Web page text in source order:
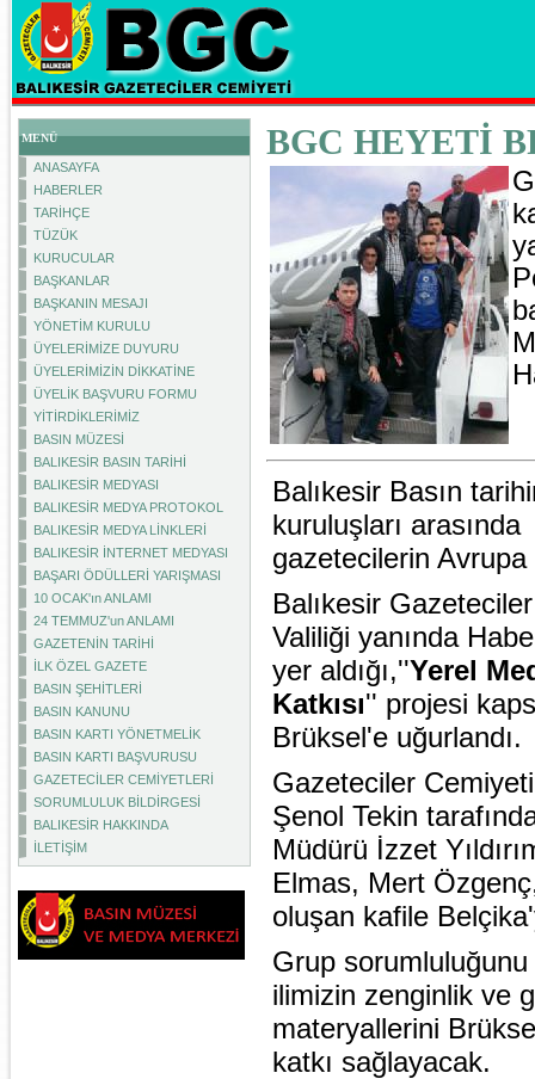
MENÜ
ANASAYFA
HABERLER
TARİHÇE
TÜZÜK
KURUCULAR
BAŞKANLAR
BAŞKANIN MESAJI
YÖNETİM KURULU
ÜYELERİMİZE DUYURU
ÜYELERİMİZİN DİKKATİNE
ÜYELİK BAŞVURU FORMU
YİTİRDİKLERİMİZ
BASIN MÜZESİ
BALIKESİR BASIN TARİHİ
BALIKESİR MEDYASI
BALIKESİR MEDYA PROTOKOL
BALIKESİR MEDYA LİNKLERİ
BALIKESİR İNTERNET MEDYASI
BAŞARI ÖDÜLLERİ YARIŞMASI
10 OCAK'ın ANLAMI
24 TEMMUZ'un ANLAMI
GAZETENİN TARİHİ
İLK ÖZEL GAZETE
BASIN ŞEHİTLERİ
BASIN KANUNU
BASIN KARTI YÖNETMELİK
BASIN KARTI BAŞVURUSU
GAZETECİLER CEMİYETLERİ
SORUMLULUK BİLDİRGESİ
BALIKESİR HAKKINDA
İLETİŞİM
BGC HEYETİ
Balıkesir Basın
kuruluşları
gazetecilerin
Balıkesir
Valiliği yanında
yer aldığı,''Yerel
Katkısı'' projesi
Brüksel'e uğurlandı.
Gazeteciler
Şenol Tekin
Müdürü İzzet
Elmas, Mert
oluşan kafile
Grup sorumluluğunu
ilimizin zenginlik ve
materyallerini
katkı sağlayacak.